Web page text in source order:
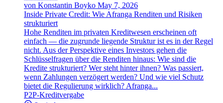
von Konstantin Boyko May 7, 2026
Inside Private Credit: Wie Afranga Renditen und Risiken
strukturiert
Hohe Renditen im privaten Kreditwesen erscheinen oft
einfach — die zugrunde liegende Struktur ist es in der Regel
nicht. Aus der Perspektive eines Investors gehen die
Schlüsselfragen über die Renditen hinaus: Wie sind die
Kredite strukturiert? Wer steht hinter ihnen? Was passiert,
wenn Zahlungen verzögert werden? Und wie viel Schutz
bietet die Regulierung wirklich? Afranga...
P2P-Kreditvergabe